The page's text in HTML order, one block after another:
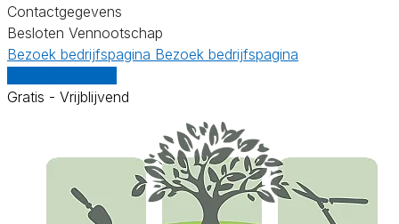
Contactgegevens
Besloten Vennootschap
Bezoek bedrijfspagina Bezoek bedrijfspagina
Gratis - Vrijblijvend